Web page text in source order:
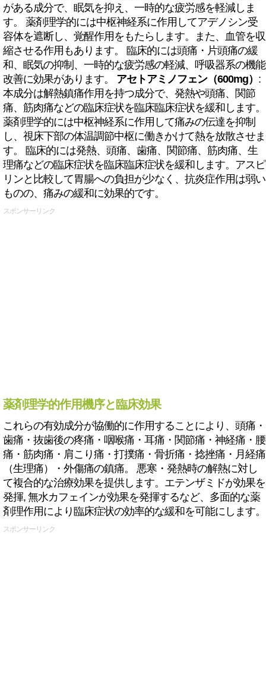
がある成分で、眠気を抑え、一時的な疲労感を軽減しま
す。 薬剤理学的には中枢神経系に作用してアデノシン受
容体を遮断し、覚醒作用をもたらします。また、血管を収
縮させる作用もあります。 臨床的には頭痛・片頭痛の緩
和、眠気の抑制、一時的な疲労感の軽減、呼吸器系の機能
改善に効果があります。 アセトアミノフェン（600mg） :
本成分は解熱鎮痛作用を持つ成分で、発熱や頭痛、関節
痛、筋肉痛などの臨床症状を臨床臨床症状を緩和します。
薬剤理学的には中枢神経系に作用して痛みの伝達を抑制
し、視床下部の体温調節中枢に働きかけて熱を放散させま
す。 臨床的には発熱、頭痛、歯痛、関節痛、筋肉痛、生
理痛などの臨床症状を臨床臨床症状を緩和します。アスピ
リンと比較して胃腸への負担が少なく、抗炎症作用は弱い
ものの、痛みの緩和に効果的です。
スポンサーリンク
薬剤理学的作用機序と臨床効果
これらの有効成分が協働的に作用することにより、頭痛・
歯痛・抜歯後の疼痛・咽喉痛・耳痛・関節痛・神経痛・腰
痛・筋肉痛・肩こり痛・打撲痛・骨折痛・捻挫痛・月経痛
（生理痛）・外傷痛の鎮痛。 悪寒・発熱時の解熱に対し
て複合的な治療効果を提供します。エテンザミドが効果を
発揮, 無水カフェインが効果を発揮するなど、多面的な薬
剤理作用により臨床症状の効率的な緩和を可能にします。
スポンサーリンク